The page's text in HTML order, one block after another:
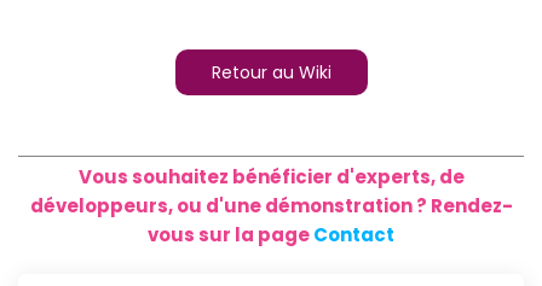
Retour au Wiki
Vous souhaitez bénéficier d'experts, de
développeurs, ou d'une démonstration ? Rendez-
vous sur la pageContact